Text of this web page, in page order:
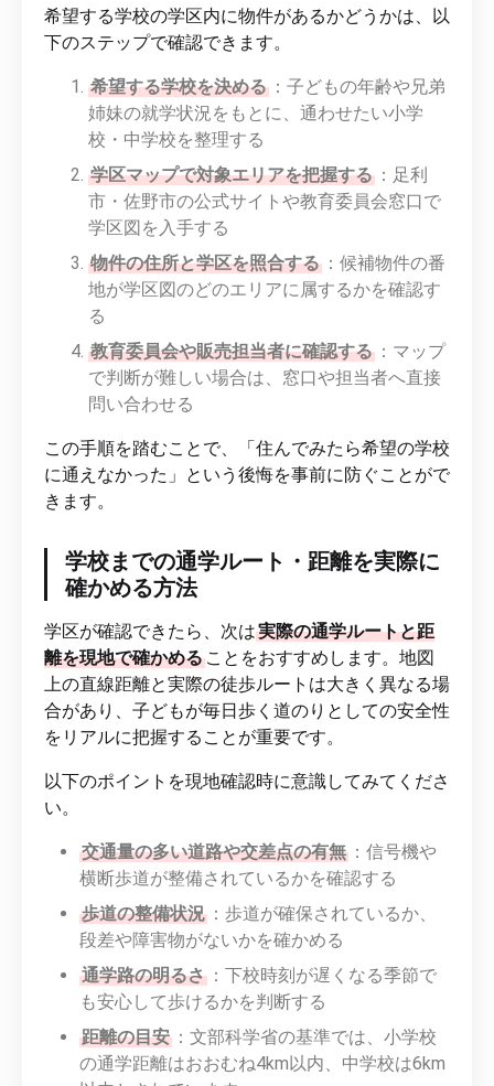
希望する学校の学区内に物件があるかどうかは、以
下のステップで確認できます。
希望する学校を決める ：子どもの年齢や兄弟
姉妹の就学状況をもとに、通わせたい小学
校・中学校を整理する
学区マップで対象エリアを把握する ：足利
市・佐野市の公式サイトや教育委員会窓口で
学区図を入手する
物件の住所と学区を照合する ：候補物件の番
地が学区図のどのエリアに属するかを確認す
る
教育委員会や販売担当者に確認する ：マップ
で判断が難しい場合は、窓口や担当者へ直接
問い合わせる
この手順を踏むことで、「住んでみたら希望の学校
に通えなかった」という後悔を事前に防ぐことがで
きます。
学校までの通学ルート・距離を実際に
確かめる方法
学区が確認できたら、次は実際の通学ルートと距
離を現地で確かめる ことをおすすめします。地図
上の直線距離と実際の徒歩ルートは大きく異なる場
合があり、子どもが毎日歩く道のりとしての安全性
をリアルに把握することが重要です。
以下のポイントを現地確認時に意識してみてくださ
い。
交通量の多い道路や交差点の有無 ：信号機や
横断歩道が整備されているかを確認する
歩道の整備状況 ：歩道が確保されているか、
段差や障害物がないかを確かめる
通学路の明るさ ：下校時刻が遅くなる季節で
も安心して歩けるかを判断する
距離の目安 ：文部科学省の基準では、小学校
の通学距離はおおむね4km以内、中学校は6km